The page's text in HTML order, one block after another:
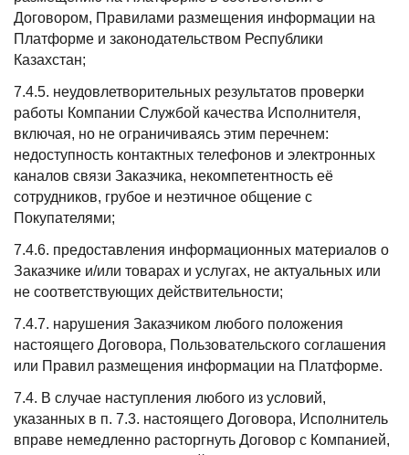
Договором, Правилами размещения информации на
Платформе и законодательством Республики
Казахстан;
7.4.5. неудовлетворительных результатов проверки
работы Компании Службой качества Исполнителя,
включая, но не ограничиваясь этим перечнем:
недоступность контактных телефонов и электронных
каналов связи Заказчика, некомпетентность её
сотрудников, грубое и неэтичное общение с
Покупателями;
7.4.6. предоставления информационных материалов о
Заказчике и/или товарах и услугах, не актуальных или
не соответствующих действительности;
7.4.7. нарушения Заказчиком любого положения
настоящего Договора, Пользовательского соглашения
или Правил размещения информации на Платформе.
7.4. В случае наступления любого из условий,
указанных в п. 7.3. настоящего Договора, Исполнитель
вправе немедленно расторгнуть Договор с Компанией,